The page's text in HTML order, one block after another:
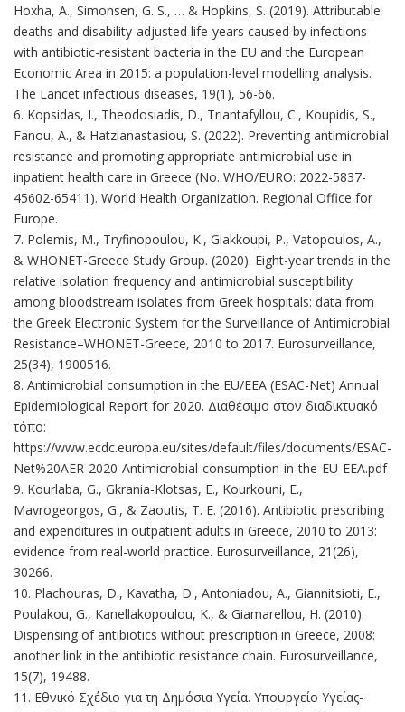
Hoxha, A., Simonsen, G. S., … & Hopkins, S. (2019). Attributable
deaths and disability-adjusted life-years caused by infections
with antibiotic-resistant bacteria in the EU and the European
Economic Area in 2015: a population-level modelling analysis.
The Lancet infectious diseases, 19(1), 56-66.
6. Kopsidas, I., Theodosiadis, D., Triantafyllou, C., Koupidis, S.,
Fanou, A., & Hatzianastasiou, S. (2022). Preventing antimicrobial
resistance and promoting appropriate antimicrobial use in
inpatient health care in Greece (No. WHO/EURO: 2022-5837-
45602-65411). World Health Organization. Regional Office for
Europe.
7. Polemis, M., Tryfinopoulou, K., Giakkoupi, P., Vatopoulos, A.,
& WHONET-Greece Study Group. (2020). Eight-year trends in the
relative isolation frequency and antimicrobial susceptibility
among bloodstream isolates from Greek hospitals: data from
the Greek Electronic System for the Surveillance of Antimicrobial
Resistance–WHONET-Greece, 2010 to 2017. Eurosurveillance,
25(34), 1900516.
8. Antimicrobial consumption in the EU/EEA (ESAC-Net) Annual
Epidemiological Report for 2020. Διαθέσιμο στον διαδικτυακό
τόπο:
https://www.ecdc.europa.eu/sites/default/files/documents/ESAC-
Net%20AER-2020-Antimicrobial-consumption-in-the-EU-EEA.pdf
9. Kourlaba, G., Gkrania-Klotsas, E., Kourkouni, E.,
Mavrogeorgos, G., & Zaoutis, T. E. (2016). Antibiotic prescribing
and expenditures in outpatient adults in Greece, 2010 to 2013:
evidence from real-world practice. Eurosurveillance, 21(26),
30266.
10. Plachouras, D., Kavatha, D., Antoniadou, A., Giannitsioti, E.,
Poulakou, G., Kanellakopoulou, K., & Giamarellou, H. (2010).
Dispensing of antibiotics without prescription in Greece, 2008:
another link in the antibiotic resistance chain. Eurosurveillance,
15(7), 19488.
11. Εθνικό Σχέδιο για τη Δημόσια Υγεία. Υπουργείο Υγείας-